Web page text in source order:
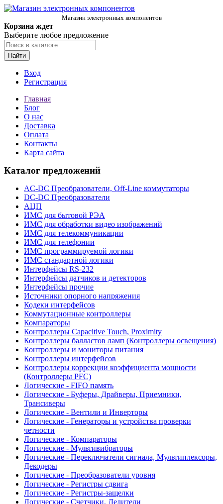
Магазин электронных компонентов
Корзина ждет
Выберите любое предложение
Найти
Вход
Регистрация
Главная
Блог
О нас
Доставка
Оплата
Контакты
Карта сайта
Каталог предложений
AC-DC Преобразователи, Off-Line коммутаторы
DC-DC Преобразователи
АЦП
ИМС для бытовой РЭА
ИМС для обработки видео изображений
ИМС для телекоммуникации
ИМС для телефонии
ИМС программируемой логики
ИМС стандартной логики
Интерфейсы RS-232
Интерфейсы датчиков и детекторов
Интерфейсы прочие
Источники опорного напряжения
Кодеки интерфейсов
Коммутационные контроллеры
Компараторы
Контроллеры Capacitive Touch, Proximity
Контроллеры балластов ламп (Контроллеры освещения)
Контроллеры и мониторы питания
Контроллеры интерфейсов
Контроллеры коррекции коэффициента мощности
(Контроллеры PFC)
Логические - FIFO память
Логические - Буферы, Драйверы, Приемники,
Трансиверы
Логические - Вентили и Инверторы
Логические - Генераторы и устройства проверки
четности
Логические - Компараторы
Логические - Мультивибраторы
Логические - Переключатели сигнала, Мультиплексоры,
Декодеры
Логические - Преобразователи уровня
Логические - Регистры сдвига
Логические - Регистры-защелки
Логические - Счетчики, Делители